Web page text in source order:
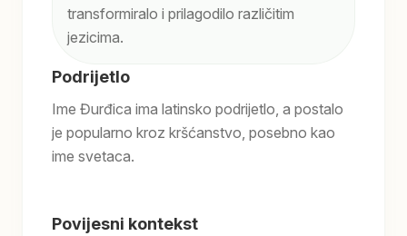
transformiralo i prilagodilo različitim
jezicima.
Podrijetlo
Ime Đurđica ima latinsko podrijetlo, a postalo
je popularno kroz kršćanstvo, posebno kao
ime svetaca.
Povijesni kontekst